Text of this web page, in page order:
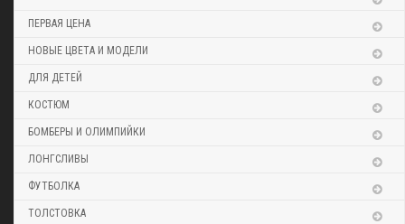
ПЕРВАЯ ЦЕНА
НОВЫЕ ЦВЕТА И МОДЕЛИ
ДЛЯ ДЕТЕЙ
КОСТЮМ
БОМБЕРЫ И ОЛИМПИЙКИ
ЛОНГСЛИВЫ
ФУТБОЛКА
ТОЛСТОВКА